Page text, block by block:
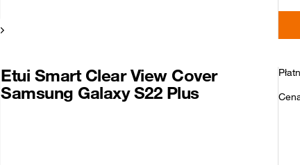
Pokaż następny
Etui Smart Clear View Cover
Samsung Galaxy S22 Plus